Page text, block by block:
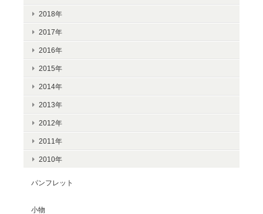
2018年
2017年
2016年
2015年
2014年
2013年
2012年
2011年
2010年
パンフレット
小物